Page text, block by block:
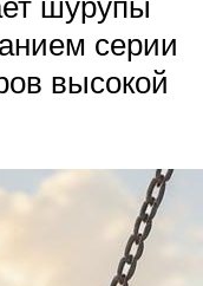
серии
высокой